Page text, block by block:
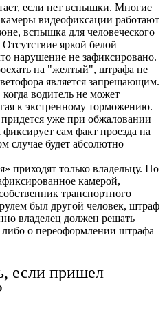
если нет вспышки. Многие
видеофиксации работают
вспышка для человеческого
яркой белой
нарушение не зафиксировано.
на "желтый", штрафа не
является запрещающим.
водитель не может
к экстренному торможению.
уже при обжаловании
сам факт проезда на
случае будет абсолютно
приходят только владельцу. По
камерой,
транспортного
был другой человек, штраф
владелец должен решать
либо о переоформлении штрафа
если пришел